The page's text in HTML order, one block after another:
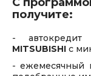
получите:
-
MITSUBISHI с
- ежемесячный